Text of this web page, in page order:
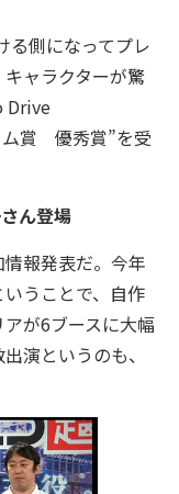
側になってプレ
ャラクターが驚
Drive
ム賞 優秀賞”を受
ん登場
報発表だ。今年
うことで、自作
が6ブースに大幅
演というのも、